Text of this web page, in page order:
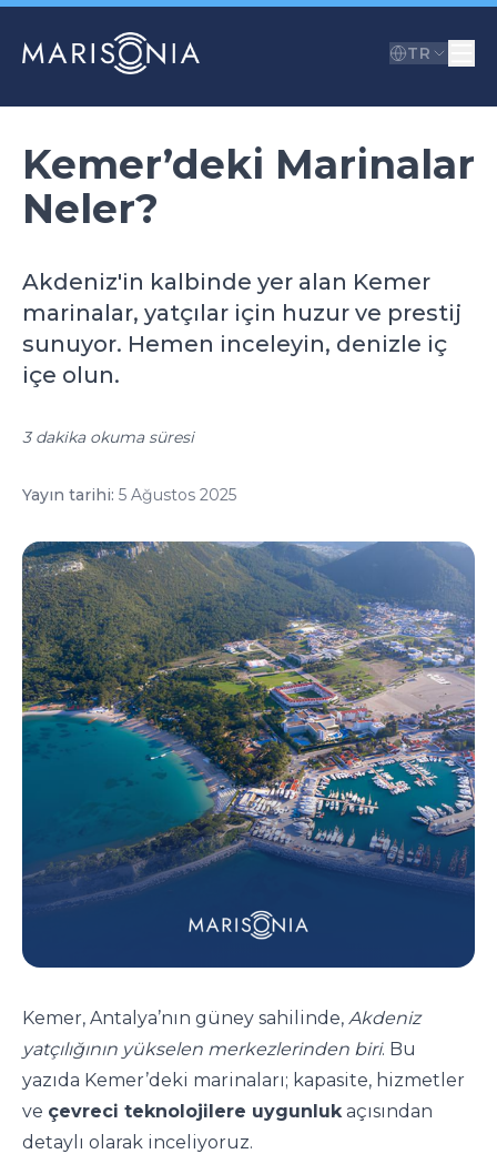
TR
Kemer’deki Marinalar
Neler?
Akdeniz'in kalbinde yer alan Kemer
marinalar, yatçılar için huzur ve prestij
sunuyor. Hemen inceleyin, denizle iç
içe olun.
3 dakika okuma süresi
Yayın tarihi: 5 Ağustos 2025
Kemer, Antalya’nın güney sahilinde, Akdeniz
yatçılığının yükselen merkezlerinden biri. Bu
yazıda Kemer’deki marinaları; kapasite, hizmetler
ve çevreci teknolojilere uygunlukaçısından
detaylı olarak inceliyoruz.